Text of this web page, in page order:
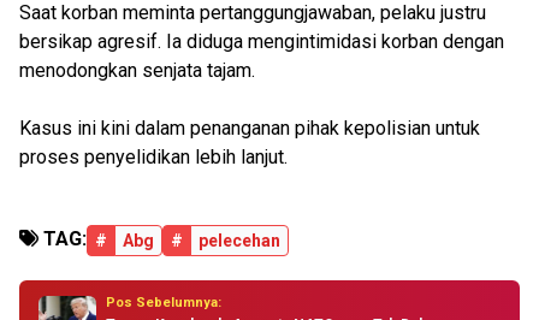
Saat korban meminta pertanggungjawaban, pelaku justru
bersikap agresif. Ia diduga mengintimidasi korban dengan
menodongkan senjata tajam.
Kasus ini kini dalam penanganan pihak kepolisian untuk
proses penyelidikan lebih lanjut.
TAG: # Abg # pelecehan
Pos Sebelumnya: